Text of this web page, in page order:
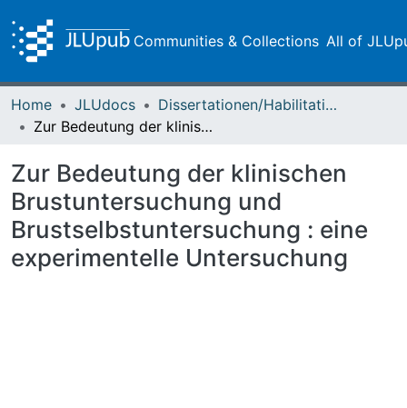
Communities & Collections All of
Home JLUdocs
Dissertationen/Habilitationen
Zur Bedeutung der klinischen Brustuntersuchung und Brustselbstuntersuchung : eine experimentelle Untersuchung
Zur Bedeutung der klinischen
Brustuntersuchung und
Brustselbstuntersuchung : eine
experimentelle Untersuchung